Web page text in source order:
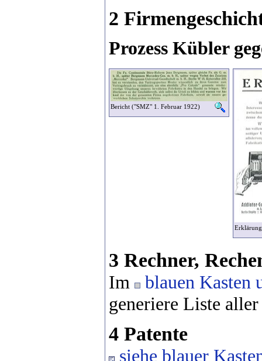
2
Prozess Kübler
Bericht ("SMZ" 1. Februar 1922)
3 Rechner,
Im
blauen Kasten
generiere Liste
4 Patente
siehe blauer